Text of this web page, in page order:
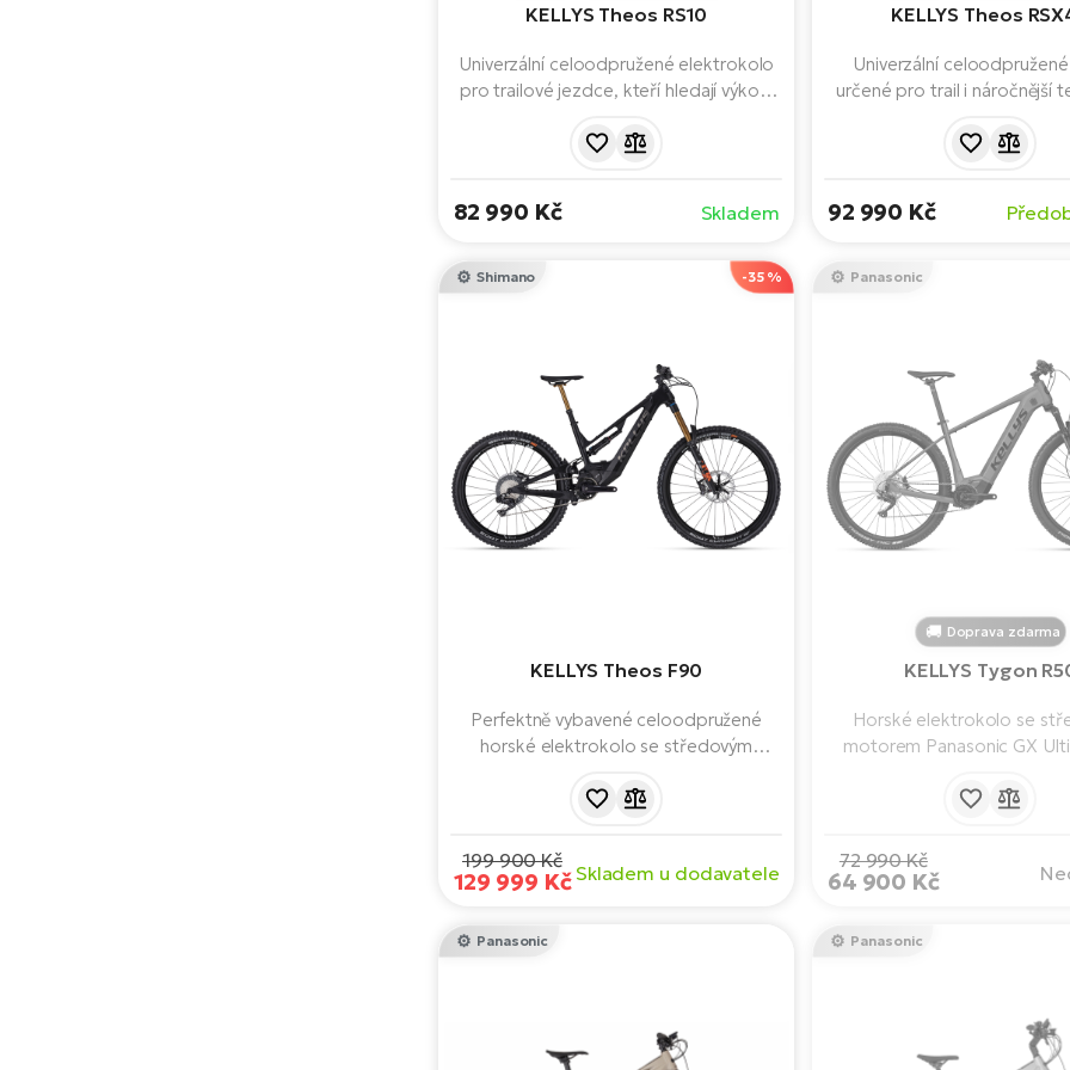
KELLYS Theos RS10
Univerzální celoodpružené elektrokolo
pro trailové jezdce, kteří hledají výkon,
motor PANASONIC GXM s 100 Nm,
kol, díky nimž zvládne technické sjezdy i
82 990 Kč Skladem
KELLYS Theos
Univerzální
určené pro trail i náročnější
baterie s kapacitou 725 Wh a
stabilitu, ovladatelnost a
92 990 Kč
-35 %
Shimano
KELLYS Theos F90
Perfektně vybavené celoodpružené
horské elektrokolo se středovým
kapacitou 820 Wh. Mullet - kombinace
Připraveno na opravdovou divočinu.
199 900 Kč
129 999 Kč Skladem u dodavatele
Panasonic
Doprava zdarma
KELLYS Tygon
Horské elektrokolo se
motorem Panasonic GX
přehledným LCD displejem.
180 km. Připraveno na
dobrodružství.
72 990 Kč
64 900 Kč
Panasonic Panasonic